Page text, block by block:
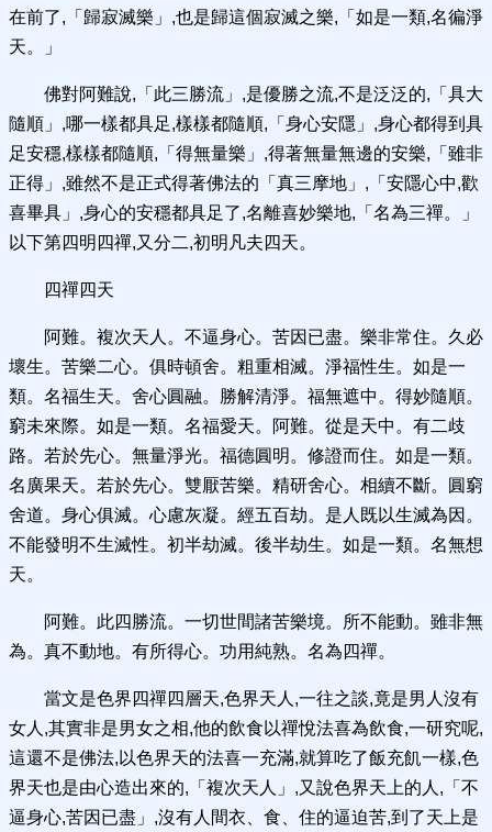
在前了,「歸寂滅樂」,也是歸這個寂滅之樂,「如是一類,名徧淨
天。」
佛對阿難說,「此三勝流」,是優勝之流,不是泛泛的,「具大
隨順」,哪一樣都具足,樣樣都隨順,「身心安隱」,身心都得到具
足安穩,樣樣都隨順,「得無量樂」,得著無量無邊的安樂,「雖非
正得」,雖然不是正式得著佛法的「真三摩地」,「安隱心中,歡
喜畢具」,身心的安穩都具足了,名離喜妙樂地,「名為三禪。」
以下第四明四禪,又分二,初明凡夫四天。
四禪四天
阿難。複次天人。不逼身心。苦因已盡。樂非常住。久必
壞生。苦樂二心。俱時頓舍。粗重相滅。淨福性生。如是一
類。名福生天。舍心圓融。勝解清淨。福無遮中。得妙隨順。
窮未來際。如是一類。名福愛天。阿難。從是天中。有二歧
路。若於先心。無量淨光。福德圓明。修證而住。如是一類。
名廣果天。若於先心。雙厭苦樂。精研舍心。相續不斷。圓窮
舍道。身心俱滅。心慮灰凝。經五百劫。是人既以生滅為因。
不能發明不生滅性。初半劫滅。後半劫生。如是一類。名無想
天。
阿難。此四勝流。一切世間諸苦樂境。所不能動。雖非無
為。真不動地。有所得心。功用純熟。名為四禪。
當文是色界四禪四層天,色界天人,一往之談,竟是男人沒有
女人,其實非是男女之相,他的飲食以禪悅法喜為飲食,一研究呢,
這還不是佛法,以色界天的法喜一充滿,就算吃了飯充飢一樣,色
界天也是由心造出來的,「複次天人」,又說色界天上的人,「不
逼身心,苦因已盡」,沒有人間衣、食、住的逼迫苦,到了天上是